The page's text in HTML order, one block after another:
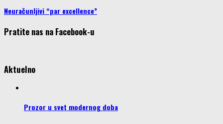
Neuračunljivi “par excellence”
Pratite nas na Facebook-u
Aktuelno
Prozor u svet modernog doba